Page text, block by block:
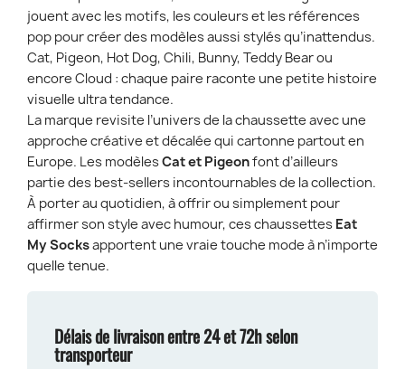
jouent avec les motifs, les couleurs et les références
pop pour créer des modèles aussi stylés qu’inattendus.
Cat, Pigeon, Hot Dog, Chili, Bunny, Teddy Bear ou
encore Cloud : chaque paire raconte une petite histoire
visuelle ultra tendance.
La marque revisite l’univers de la chaussette avec une
approche créative et décalée qui cartonne partout en
Europe. Les modèlesCat et Pigeonfont d’ailleurs
partie des best-sellers incontournables de la collection.
À porter au quotidien, à offrir ou simplement pour
affirmer son style avec humour, ces chaussettes Eat
My Socksapportent une vraie touche mode à n’importe
quelle tenue.
Délais de livraison entre 24 et 72h selon
transporteur